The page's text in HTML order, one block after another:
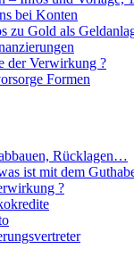
bei Konten
zu Gold als
der Verwirkung ?
Formen
Rücklagen…
ist mit dem
?